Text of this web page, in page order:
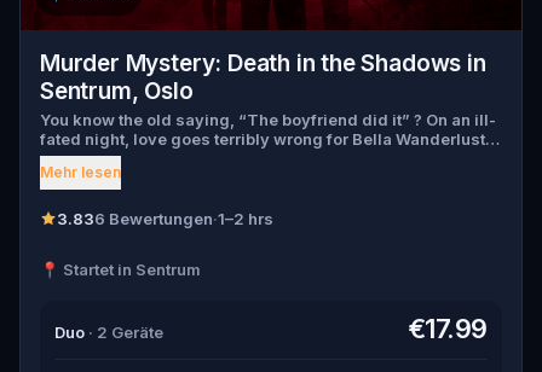
Murder Mystery: Death in the Shadows in
Sentrum, Oslo
You know the old saying, “The boyfriend did it” ? On an ill-
fated night, love goes terribly wrong for Bella Wanderlust
and Walter Bridges . Bella, a famous travel blogger, was
found dead during a ghost tour led by the theatrical Percy
Walter, the obsessed boyfriend? Percy, the ghost tour
suspects, and expose the real murderer before they strike
Mehr lesen
3.836 Bewertungen·1–2 hrs
📍 Startet in Sentrum
Duo · 2 Geräte €17.99